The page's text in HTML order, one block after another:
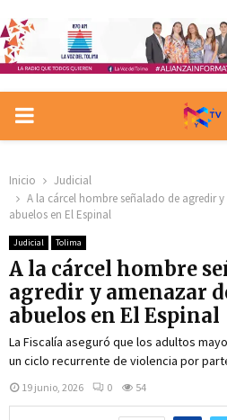
PRIMARY
Inicio
Judicial
A la cárcel hombre señalado de agredir
abuelos en El Espinal
Judicial Tolima
A la cárcel hombre
agredir y amenazar
abuelos en El Espinal
La Fiscalía aseguró que los adultos
un ciclo recurrente de violencia por
19 junio, 2026 0 54